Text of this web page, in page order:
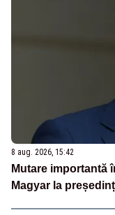
8 aug. 2026, 15:42
Mutare importantă
Magyar la